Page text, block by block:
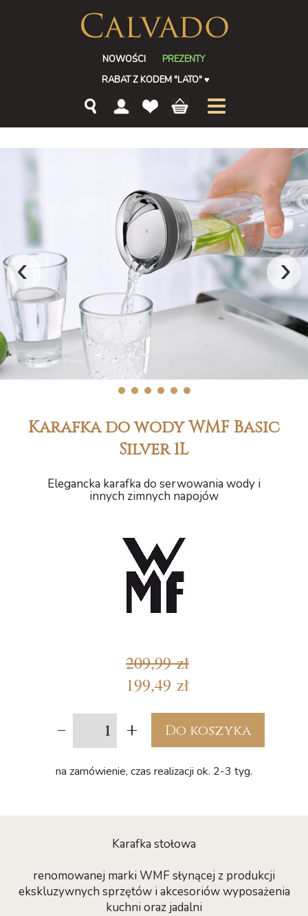
NOWOŚCI
PREZENTY
RABAT Z KODEM "LATO"♥
‹ ›
1 2 3 4 5 6
Karafka do wody WMF Basic
Silver 1L
Elegancka karafka do serwowania wody i
innych zimnych napojów
209,99 zł
199,49 zł
- + Do koszyka
na zamówienie, czas realizacji ok. 2-3 tyg.
Karafka stołowa
renomowanej marki WMF słynącej z produkcji
ekskluzywnych sprzętów i akcesoriów wyposażenia
kuchni oraz jadalni